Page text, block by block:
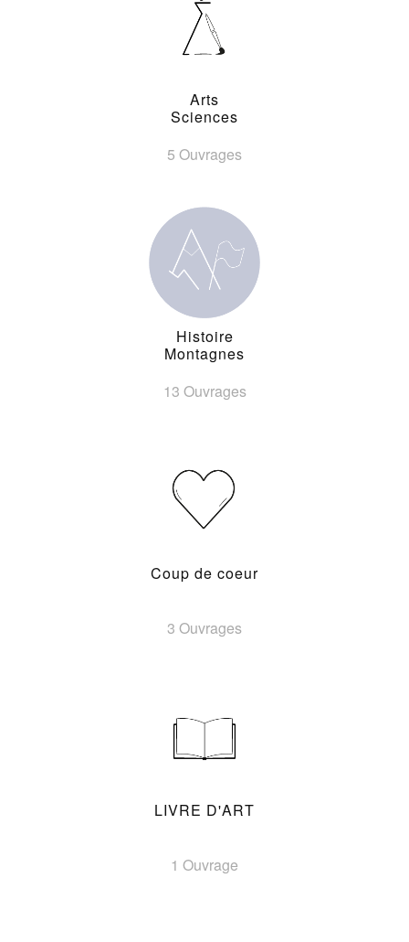
Arts
Sciences
5 Ouvrages
Histoire
Montagnes
13 Ouvrages
Coup de coeur
3 Ouvrages
LIVRE D'ART
1 Ouvrage